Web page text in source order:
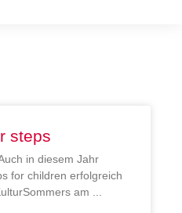
steps
in diesem Jahr
for children erfolgreich
am